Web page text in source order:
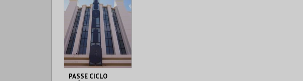
MAIS INFO
COMPRAR
PASSE CICLO